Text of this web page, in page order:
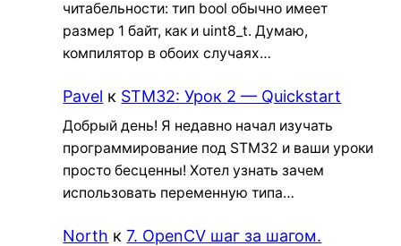
читабельности: тип bool обычно имеет
размер 1 байт, как и uint8_t. Думаю,
компилятор в обоих случаях…
Pavel к STM32: Урок 2 — Quickstart
Добрый день! Я недавно начал изучать
программирование под STM32 и ваши уроки
просто бесценны! Хотел узнать зачем
использовать переменную типа…
North к7. OpenCV шаг за шагом.